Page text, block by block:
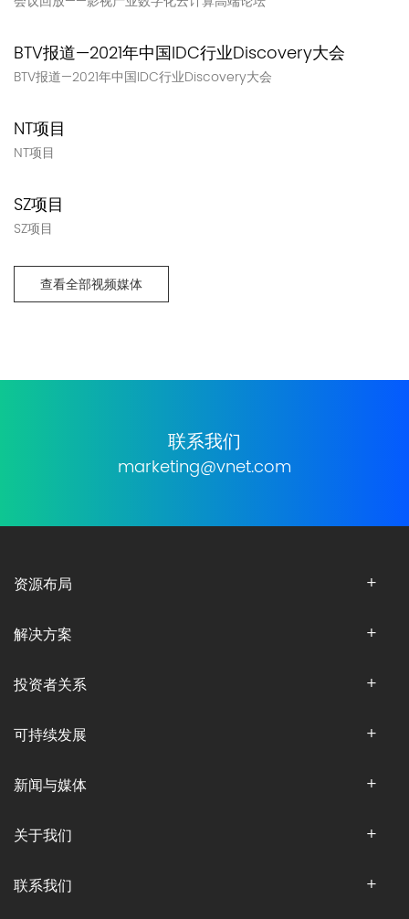
BTV报道—2021年中国IDC行业Discovery大会
BTV报道—2021年中国IDC行业Discovery大会
NT项目
NT项目
SZ项目
SZ项目
查看全部视频媒体
联系我们
marketing@vnet.com
资源布局
解决方案
投资者关系
可持续发展
新闻与媒体
关于我们
联系我们